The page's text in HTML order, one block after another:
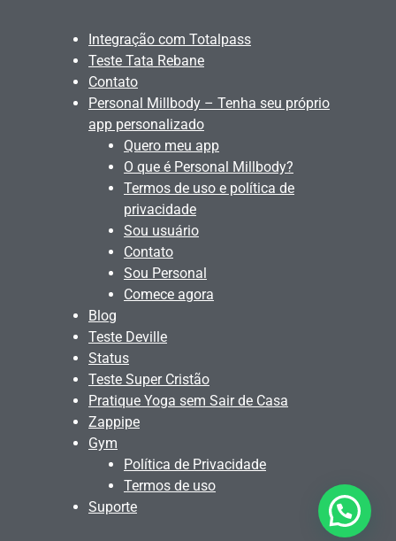
Integração com Totalpass
Teste Tata Rebane
Contato
Personal Millbody – Tenha seu próprio
app personalizado
Quero meu app
O que é Personal Millbody?
Termos de uso e política de
privacidade
Sou usuário
Contato
Sou Personal
Comece agora
Blog
Teste Deville
Status
Teste Super Cristão
Pratique Yoga sem Sair de Casa
Zappipe
Gym
Política de Privacidade
Termos de uso
Suporte